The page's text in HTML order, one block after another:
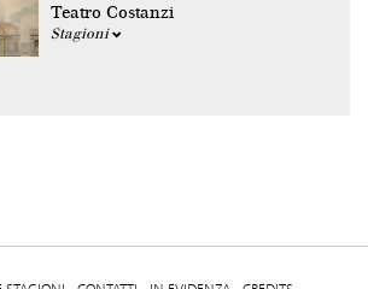
Teatro Costanzi
Stagioni